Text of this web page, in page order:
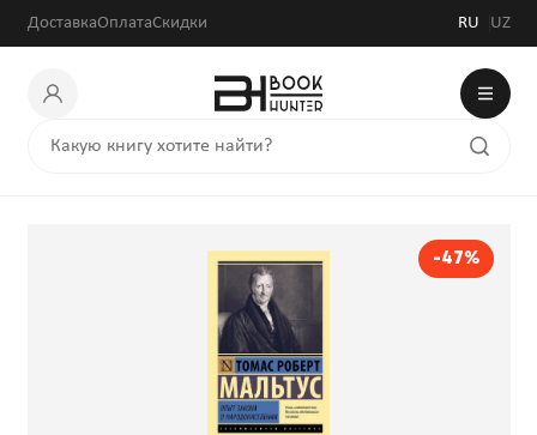
ДоставкаОплатаСкидки RU UZ
-47%